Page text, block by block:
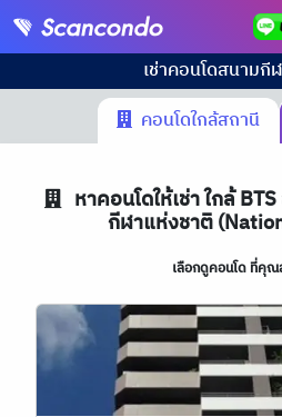
เช่าคอนโดสนามกี
คอนโดใกล้สถานี
หาคอนโดให้เช่า ใกล้
กีฬาแห่งชาติ
เลือกดูคอนโด ที่คุณ